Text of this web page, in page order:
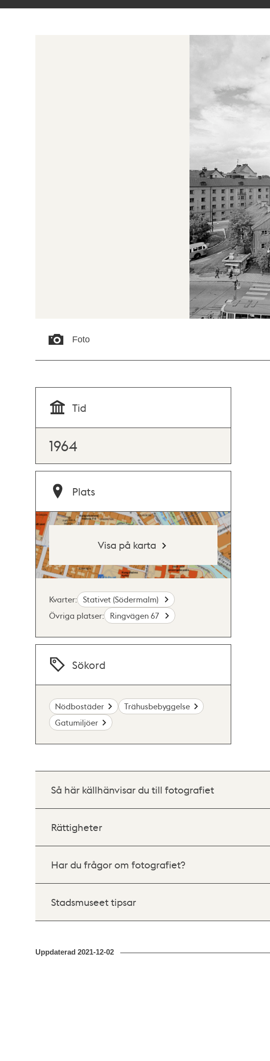
Foto
Tid
1964
Plats
Visa på karta
Kvarter:
Stativet (Södermalm)
Övriga platser:
Ringvägen 67
Sökord
Nödbostäder
Trähusbebyggelse
Gatumiljöer
Så här källhänvisar du till fotografiet
Rättigheter
Har du frågor om fotografiet?
Stadsmuseet tipsar
Uppdaterad 2021-12-02